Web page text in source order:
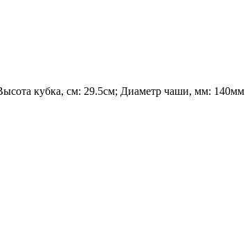
кубка, см: 29.5см; Диаметр чаши, мм: 140мм